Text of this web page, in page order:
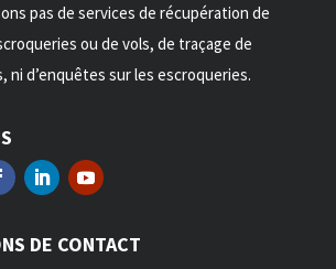
pas de services de récupération de
ou de vols, de traçage de
ni d’enquêtes sur les escroqueries.
DE CONTACT